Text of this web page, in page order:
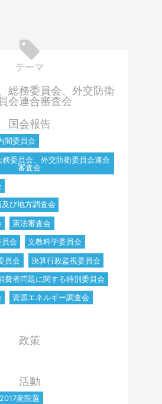
テーマ
総務委員会、外交防衛
会連合審査会
国会報告
閣委員会
務委員会、外交防衛委員会連合
審査会
び地方調査会
憲法審査会
会
文教科学委員会
員会
決算行政監視委員会
費者問題に関する特別委員会
資源エネルギー調査会
政策
活動
2017衆院選